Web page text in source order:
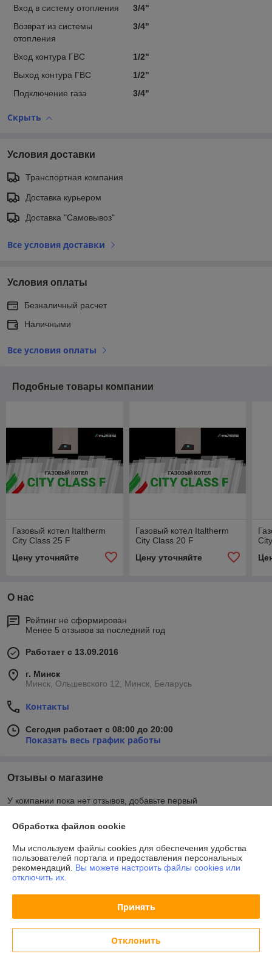
Вход в систему отопления
3/4"
Возврат из системы
отопления
3/4"
Вход контура ГВС
1/2"
Выход контура ГВС
1/2"
Подключение газа
3/4"
Скрыть
Условия доставки
Транспортная компания
Доставка курьером
Доставка "Самовывоз"
Все условия доставки
Условия оплаты
Безналичный расчет
Наличными
Все условия оплаты
Подобные товары компании
Газовый котел Italtherm
City Class 25 F
Цену уточняйте
Газовый котел Italtherm
City Class 20 F
Цену уточняйте
О нас
Рейтинг не сформирован
Менее 5 отзывов за последний год
Работает с 13.09.2016
г. Минск
Минск, Ольшевского 12, Минск, Беларусь
Контакты
Сегодня работает с 08:00 до 20:00
Показать весь график работы
Отзывы о магазине
У компании пока нет отзывов, добавьте первый
Контакты
Доставка и оплата
График работы
Полная версия сайта
Обработка файлов cookie
Мы используем файлы cookies для обеспечения удобства
пользователей портала и предоставления персональных
рекомендаций. Вы можете настроить файлы cookies или
отключить их.
Принять
Отклонить